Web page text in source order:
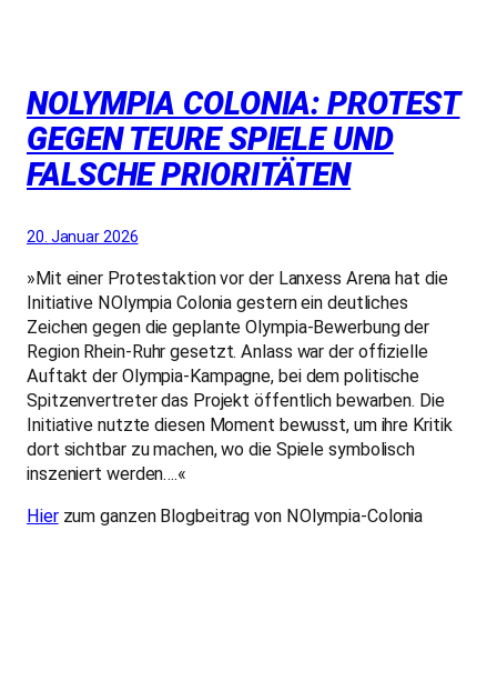
NOLYMPIA COLONIA: PROTEST
GEGEN TEURE SPIELE UND
FALSCHE PRIORITÄTEN
20. Januar 2026
»Mit einer Protestaktion vor der Lanxess Arena hat die
Initiative NOlympia Colonia gestern ein deutliches
Zeichen gegen die geplante Olympia-Bewerbung der
Region Rhein-Ruhr gesetzt. Anlass war der offizielle
Auftakt der Olympia-Kampagne, bei dem politische
Spitzenvertreter das Projekt öffentlich bewarben. Die
Initiative nutzte diesen Moment bewusst, um ihre Kritik
dort sichtbar zu machen, wo die Spiele symbolisch
inszeniert werden….«
Hierzum ganzen Blogbeitrag von NOlympia-Colonia